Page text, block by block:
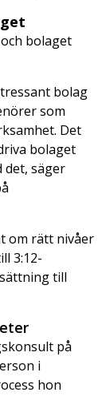
bolaget
bolag
som
Det
bolaget
det, säger
om rätt nivåer
3:12-
till
på
i
hon